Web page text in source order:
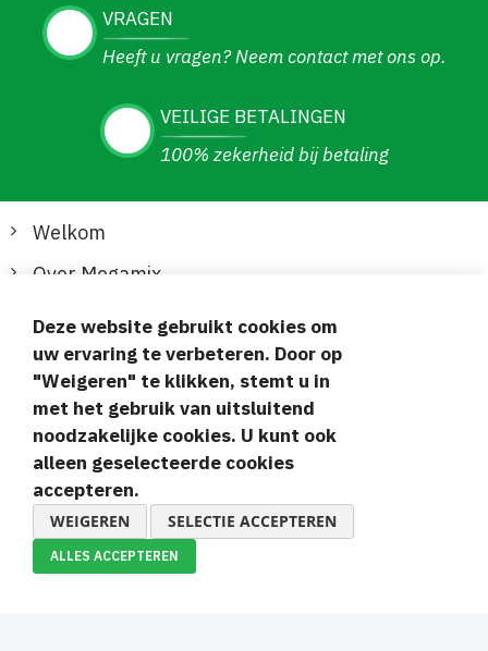
VRAGEN
Heeft u vragen? Neem contact met ons op.
VEILIGE BETALINGEN
100% zekerheid bij betaling
Welkom
Over Megamix
Informatie
Klantenservice
Veilige en gemakkelijke betalingen
Deze website gebruikt cookies om
uw ervaring te verbeteren. Door op
"Weigeren" te klikken, stemt u in
met het gebruik van uitsluitend
noodzakelijke cookies. U kunt ook
alleen geselecteerde cookies
accepteren.
WEIGEREN SELECTIE ACCEPTEREN
ALLES ACCEPTEREN